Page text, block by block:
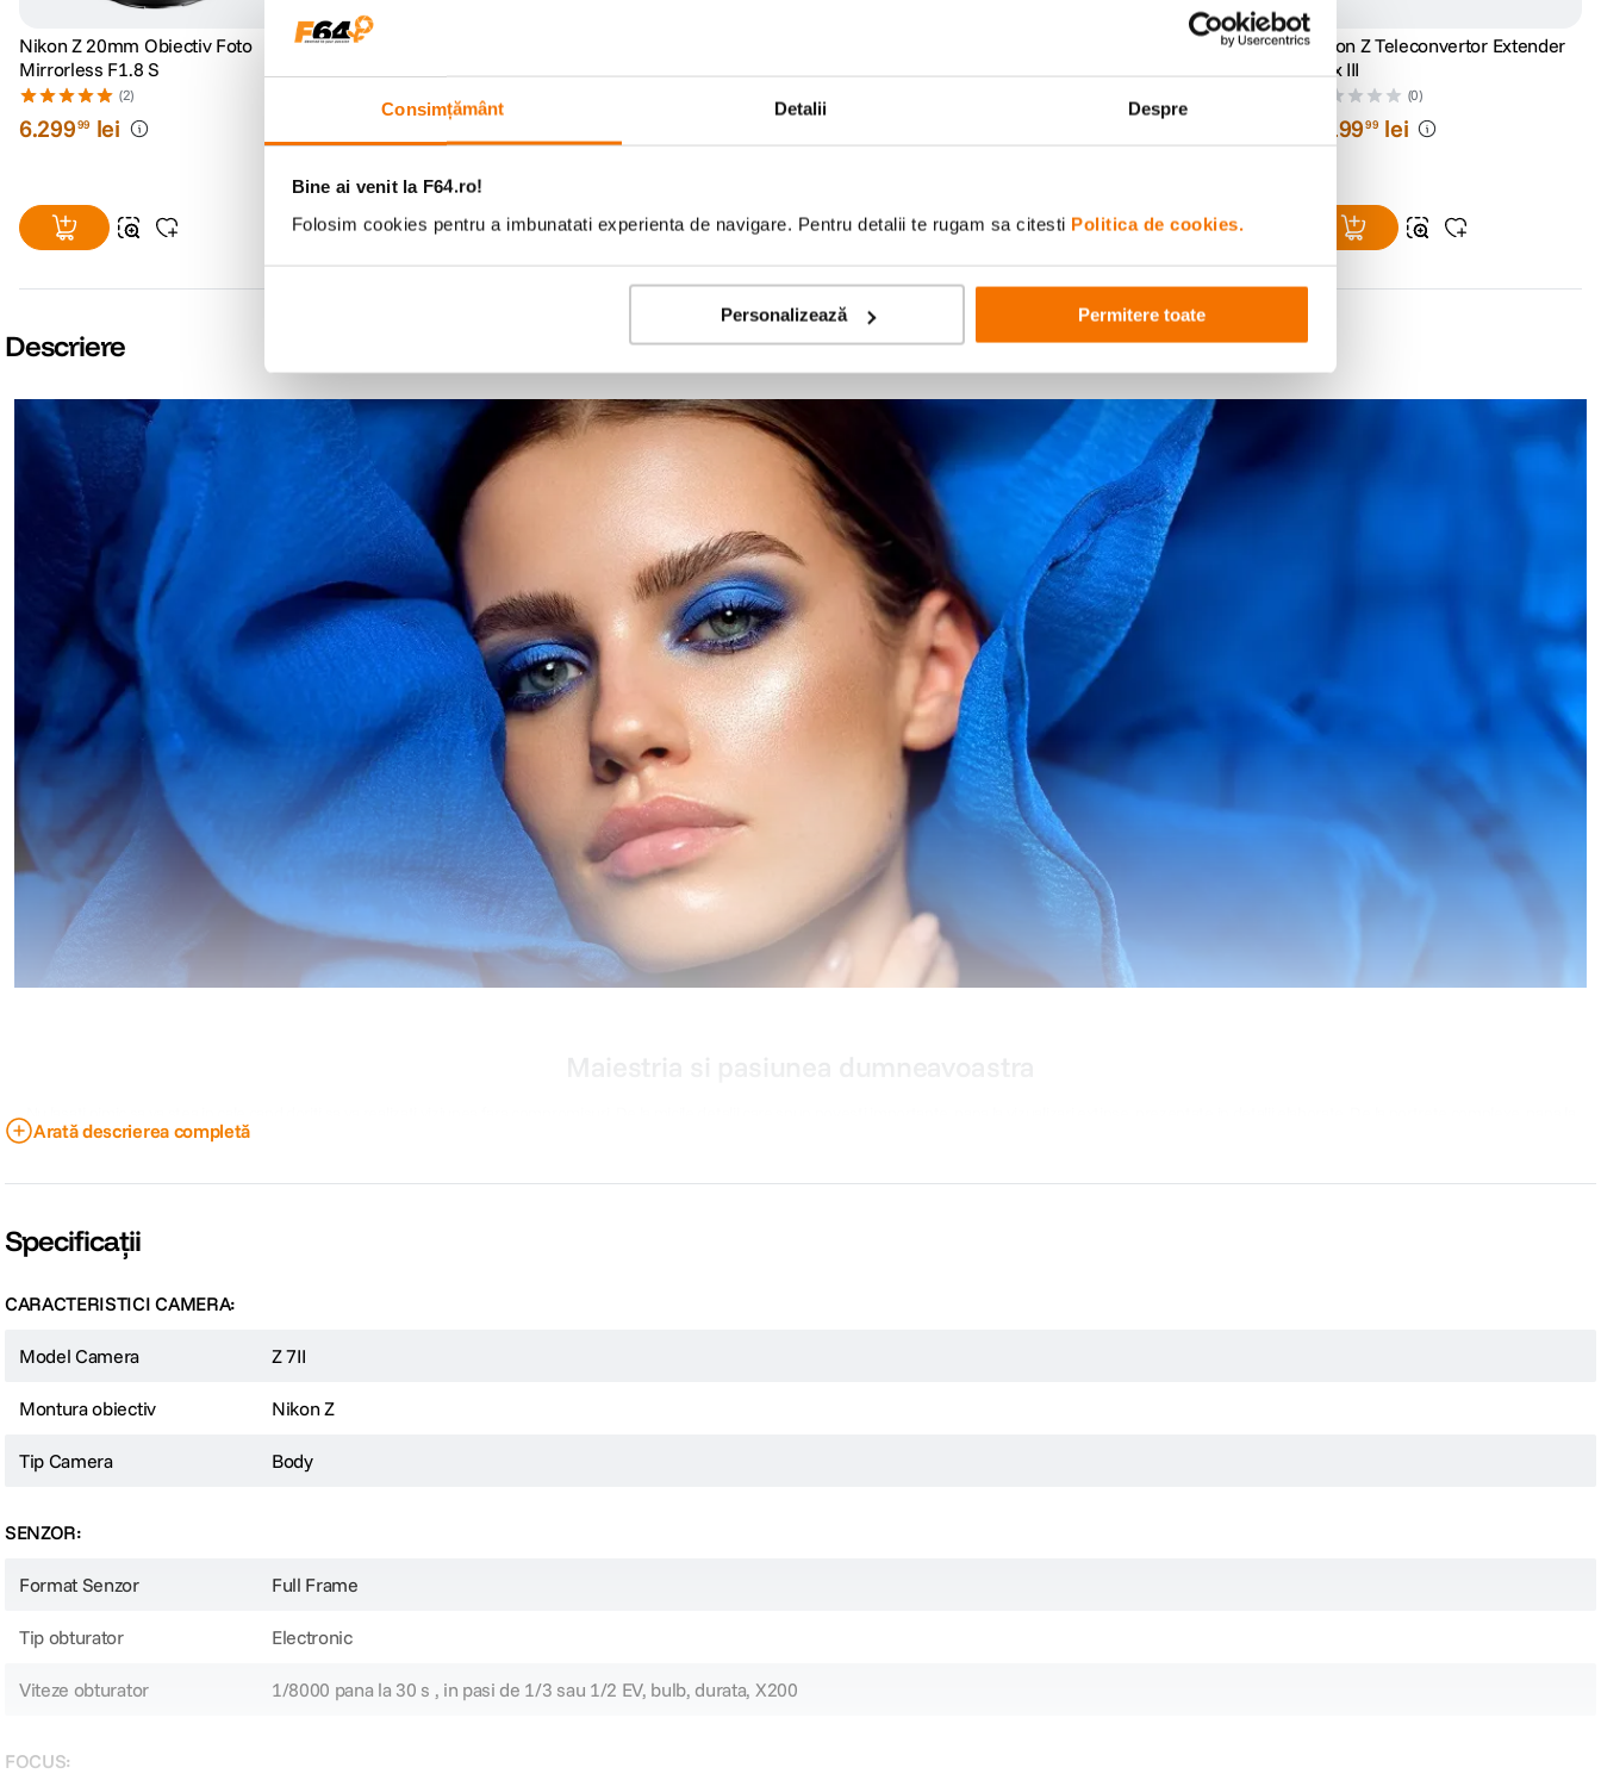
Consimțământ Detalii Despre
Bine ai venit la F64.ro!
Folosim cookies pentru a imbunatati experienta de navigare. Pentru detalii te rugam sa citesti Politica de cookies.
Personalizează Permitere toate
Nikon Z 20mm Obiectiv Foto
Mirrorless F1.8 S
(2)
6.29999 lei
Cullmann CARVAO 816TC
Nikon VAE30005 Rucsac Foto
Nikon Z Teleconvertor Extender
1.4x III
(0)
19999 lei
Descriere
Arată descrierea completă
Specificații
CARACTERISTICI CAMERA:
Model Camera Z 7II
Montura obiectiv Nikon Z
Tip Camera Body
SENZOR:
Format Senzor Full Frame
Tip obturator Electronic
Viteze obturator 1/8000 pana la 30 s , in pasi de 1/3 sau 1/2 EV, bulb, durata, X200
FOCUS: